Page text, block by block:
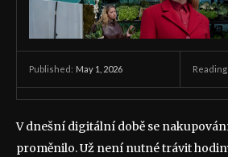
Published: May 1, 2026
V dnešní digitální době se
proměnilo. Už není nutné trávit